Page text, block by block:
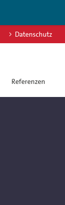
Datenschutz
Referenzen